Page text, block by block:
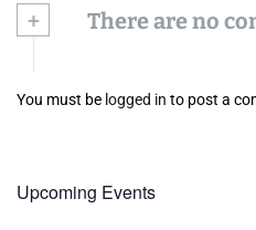
+ There are no
You must be logged in to post a
Upcoming Events